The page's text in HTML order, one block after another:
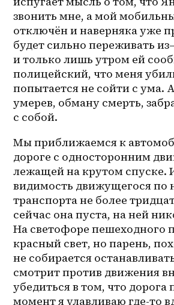
звонить мне, а мой
отключён и наверняка уже
будет сильно переживать
и только лишь утром ей
полицейский, что меня
попытается не сойти с ума.
умерев, обману смерть,
с собой.
Мы приближаемся к
дороге с односторонним
лежащей на крутом спуске.
видимость движущегося по
транспорта не более
сейчас она пуста, на ней
На светофоре пешеходного
красный свет, но парень,
не собирается
смотрит против движения
убедиться в том, что дорога
момент я улавливаю где-то